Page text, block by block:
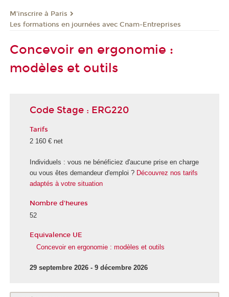
M'inscrire à Paris
Les formations en journées avec Cnam-Entreprises
Concevoir en ergonomie :
modèles et outils
Code Stage : ERG220
Tarifs
2 160 € net
Individuels : vous ne bénéficiez d'aucune prise en charge
ou vous êtes demandeur d'emploi ? Découvrez nos tarifs
adaptés à votre situation
Nombre d'heures
52
Equivalence UE
Concevoir en ergonomie : modèles et outils
29 septembre 2026 - 9 décembre 2026